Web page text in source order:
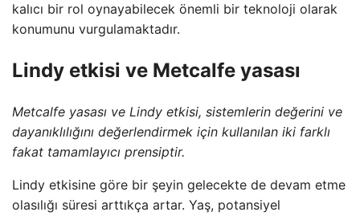
kalıcı bir rol oynayabilecek önemli bir teknoloji olarak
konumunu vurgulamaktadır.
Lindy etkisi ve Metcalfe yasası
Metcalfe yasası ve Lindy etkisi, sistemlerin değerini ve
dayanıklılığını değerlendirmek için kullanılan iki farklı
fakat tamamlayıcı prensiptir.
Lindy etkisine göre bir şeyin gelecekte de devam etme
olasılığı süresi arttıkça artar. Yaş, potansiyel